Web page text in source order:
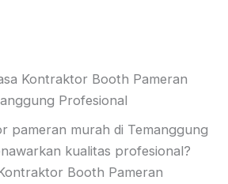
Kontraktor Booth Pameran
Profesional
pameran murah di Temanggung
kualitas profesional?
Booth Pameran